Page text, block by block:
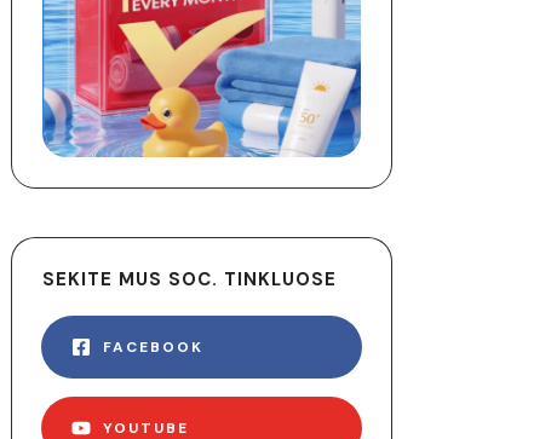
SEKITE MUS SOC. TINKLUOSE
FACEBOOK
YOUTUBE